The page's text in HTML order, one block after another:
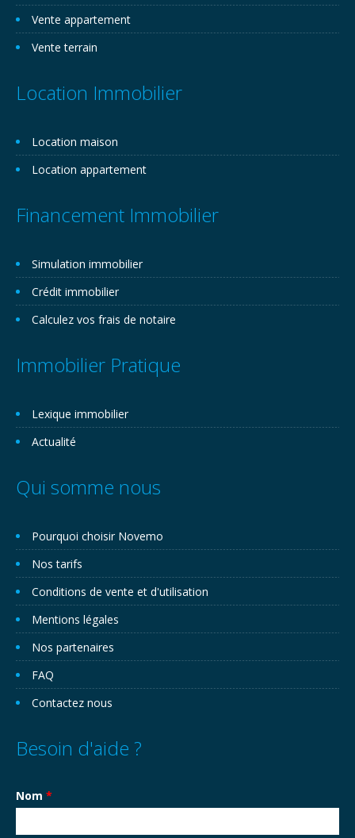
Vente appartement
Vente terrain
Location Immobilier
Location maison
Location appartement
Financement Immobilier
Simulation immobilier
Crédit immobilier
Calculez vos frais de notaire
Immobilier Pratique
Lexique immobilier
Actualité
Qui somme nous
Pourquoi choisir Novemo
Nos tarifs
Conditions de vente et d'utilisation
Mentions légales
Nos partenaires
FAQ
Contactez nous
Besoin d'aide ?
Nom *